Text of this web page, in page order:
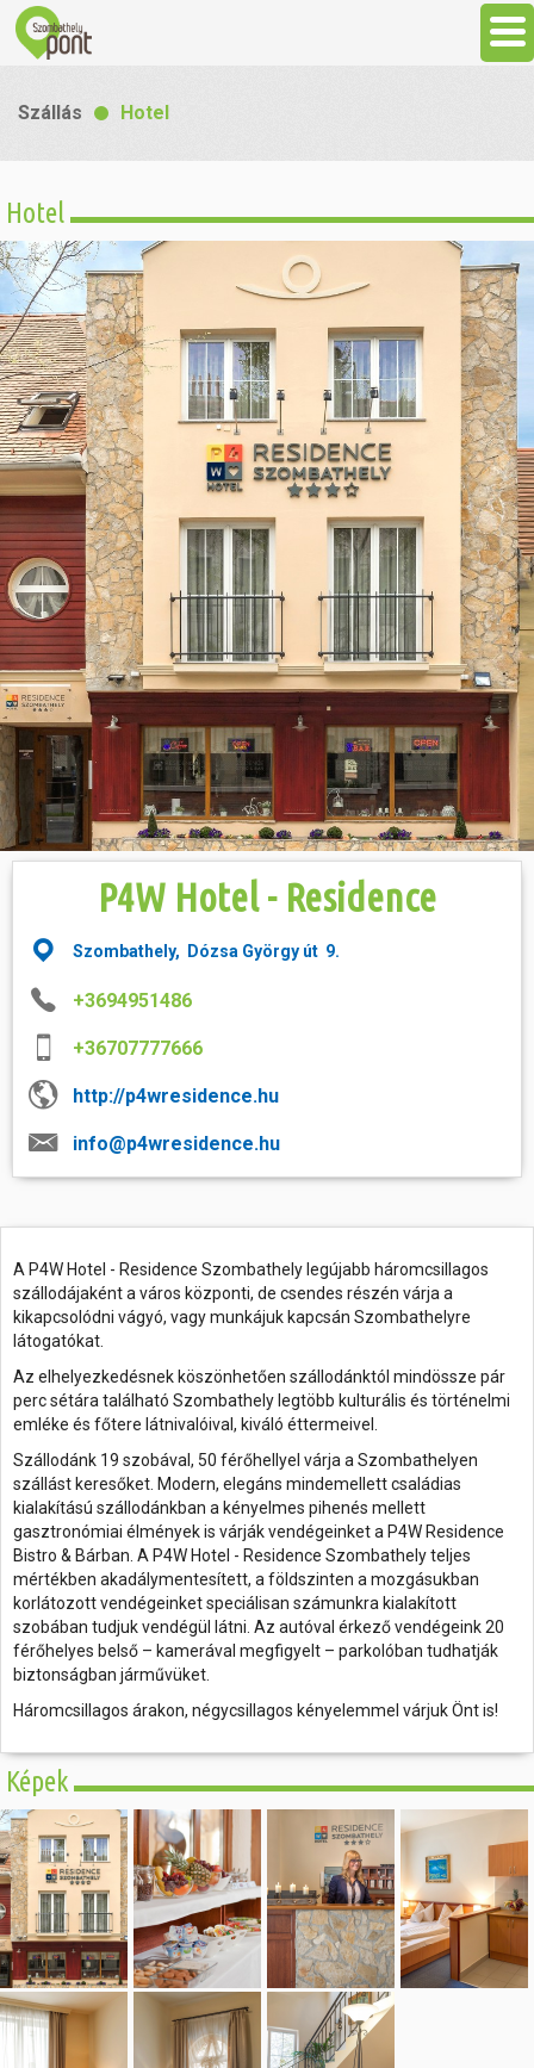
Látnivalók
Gasztronómia
Szállás
Sport
Szabadidő
Hasznos
Szállás Hotel
Hotel
P4W Hotel - Residence
Szombathely, Dózsa György út 9.
+3694951486
+36707777666
http://p4wresidence.hu
info@p4wresidence.hu
A P4W Hotel - Residence Szombathely legújabb háromcsillagos
szállodájaként a város központi, de csendes részén várja a
kikapcsolódni vágyó, vagy munkájuk kapcsán Szombathelyre
látogatókat.
Az elhelyezkedésnek köszönhetően szállodánktól mindössze pár
perc sétára található Szombathely legtöbb kulturális és történelmi
emléke és főtere látnivalóival, kiváló éttermeivel.
Szállodánk 19 szobával, 50 férőhellyel várja a Szombathelyen
szállást keresőket. Modern, elegáns mindemellett családias
kialakítású szállodánkban a kényelmes pihenés mellett
gasztronómiai élmények is várják vendégeinket a P4W Residence
Bistro & Bárban. A P4W Hotel - Residence Szombathely teljes
mértékben akadálymentesített, a földszinten a mozgásukban
korlátozott vendégeinket speciálisan számunkra kialakított
szobában tudjuk vendégül látni. Az autóval érkező vendégeink 20
férőhelyes belső – kamerával megfigyelt – parkolóban tudhatják
biztonságban járművüket.
Háromcsillagos árakon, négycsillagos kényelemmel várjuk Önt is!
Képek